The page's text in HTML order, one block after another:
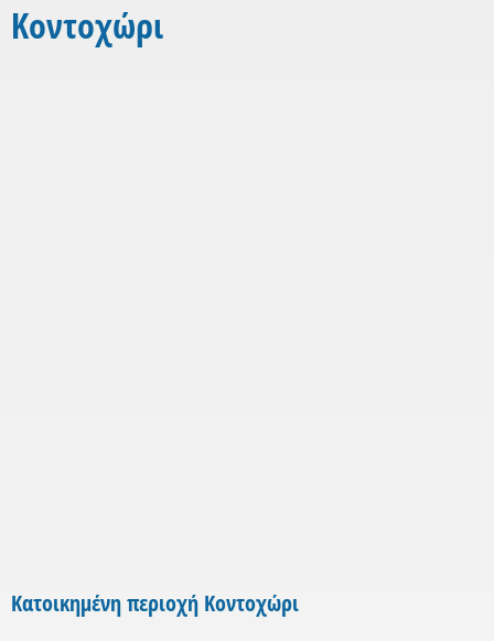
Κοντοχώρι
Κατοικημένη περιοχή Κοντοχώρι